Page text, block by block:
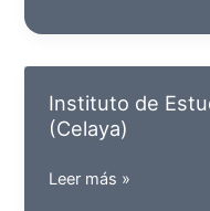
Estudios
Superiores
Colegio
Patria
de
Instituto de
(Celaya)
Instituto
Leer más »